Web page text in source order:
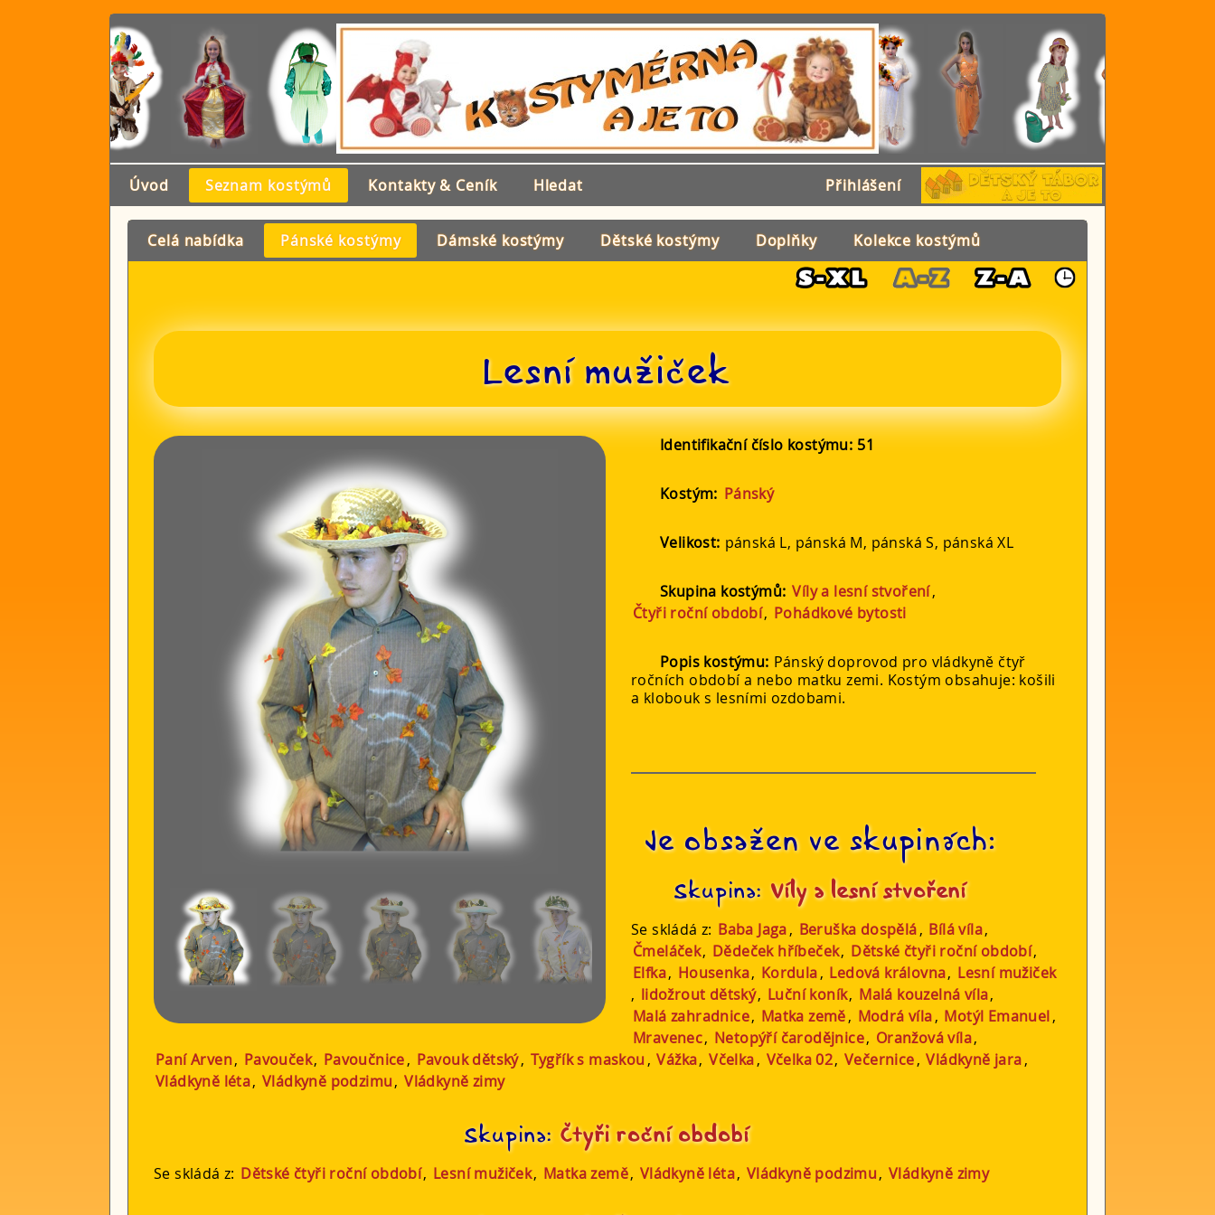
Úvod Seznam kostýmů Kontakty & Ceník Hledat Přihlášení
Celá nabídka Pánské kostýmy Dámské kostýmy Dětské kostýmy Doplňky Kolekce kostýmů
Lesní mužiček
Identifikační číslo kostýmu: 51
Kostým: Pánský
Velikost: pánská L, pánská M, pánská S, pánská XL
Skupina kostýmů: Víly a lesní stvoření,
Čtyři roční období, Pohádkové bytosti
Popis kostýmu: Pánský doprovod pro vládkyně čtyř
ročních období a nebo matku zemi. Kostým obsahuje: košili
a klobouk s lesními ozdobami.
Je obsažen ve skupinách:
Skupina: Víly a lesní stvoření
Se skládá z: Baba Jaga, Beruška dospělá, Bílá víla,
Čmeláček, Dědeček hříbeček, Dětské čtyři roční období,
Elfka, Housenka, Kordula, Ledová královna, Lesní mužiček
, lidožrout dětský, Luční koník, Malá kouzelná víla,
Malá zahradnice, Matka země, Modrá víla, Motýl Emanuel,
Mravenec, Netopýří čarodějnice, Oranžová víla,
Paní Arven, Pavouček, Pavoučnice, Pavouk dětský, Tygřík s maskou , Vážka, Včelka, Včelka 02, Večernice, Vládkyně jara,
Vládkyně léta, Vládkyně podzimu, Vládkyně zimy
Skupina: Čtyři roční období
Se skládá z: Dětské čtyři roční období, Lesní mužiček, Matka země, Vládkyně léta, Vládkyně podzimu, Vládkyně zimy